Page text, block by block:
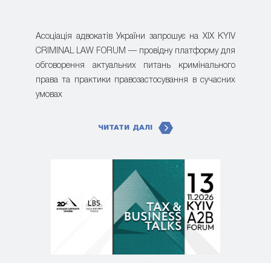
Асоціація адвокатів України запрошує на XIX KYIV
CRIMINAL LAW FORUM — провідну платформу для
обговорення актуальних питань кримінального
права та практики правозастосування в сучасних
умовах
ЧИТАТИ ДАЛІ